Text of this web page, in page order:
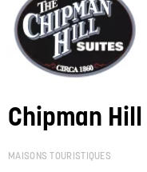
Chipman
MAISONS TOURISTIQUES